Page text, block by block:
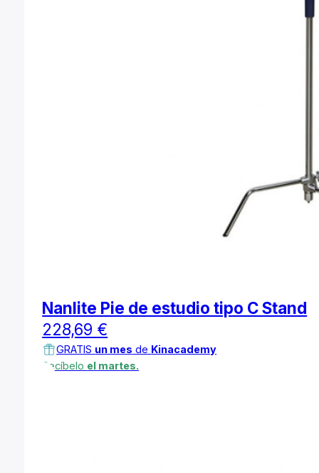
Nanlite Pie de estudio tipo C Stand
228,69 €
GRATIS un mes de Kinacademy
Recíbelo el martes.